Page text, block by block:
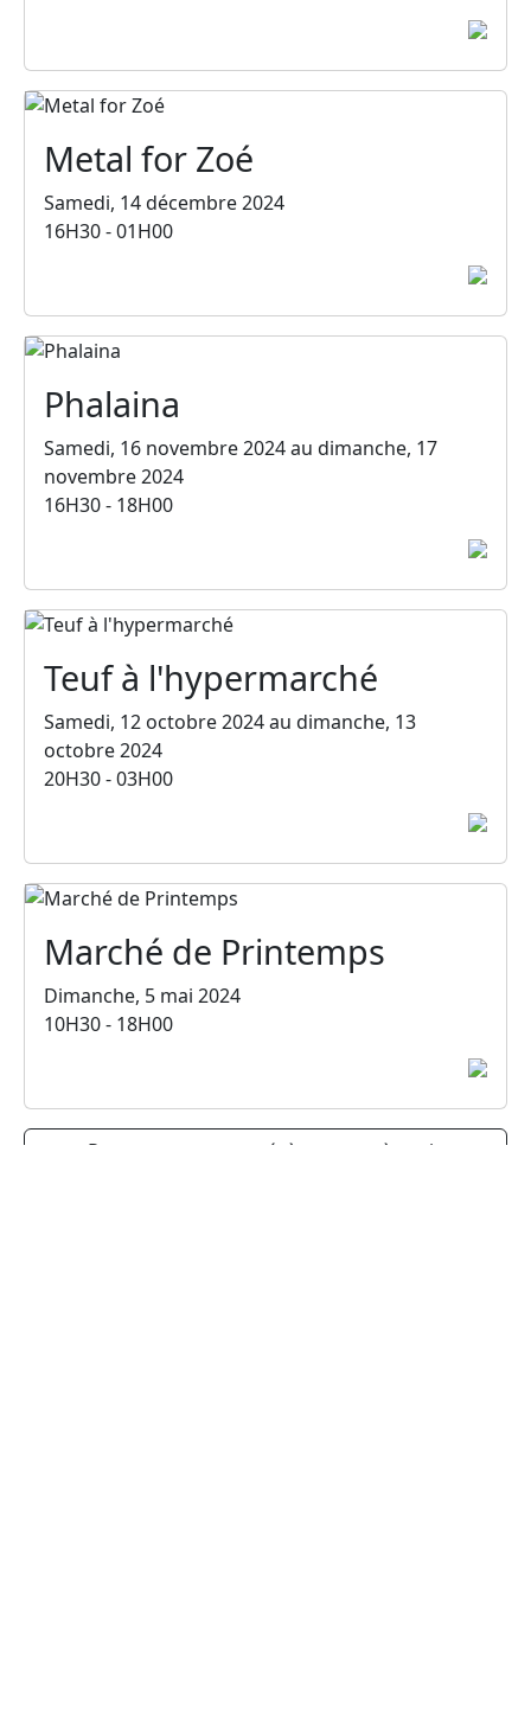
Metal for Zoé
Samedi, 14 décembre 2024
16H30 - 01H00
Phalaina
Samedi, 16 novembre 2024 au dimanche, 17
novembre 2024
16H30 - 18H00
Teuf à l'hypermarché
Samedi, 12 octobre 2024 au dimanche, 13
octobre 2024
20H30 - 03H00
Marché de Printemps
Dimanche, 5 mai 2024
10H30 - 18H00
Retrouvez tous nos évènements à venir.